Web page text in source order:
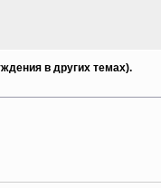
в других темах).